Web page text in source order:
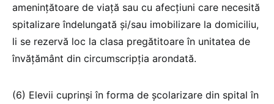
amenințătoare de viață sau cu afecțiuni care necesită
spitalizare îndelungată și/sau imobilizare la domiciliu,
li se rezervă loc la clasa pregătitoare în unitatea de
învățământ din circumscripția arondată.
(6) Elevii cuprinși în forma de școlarizare din spital în